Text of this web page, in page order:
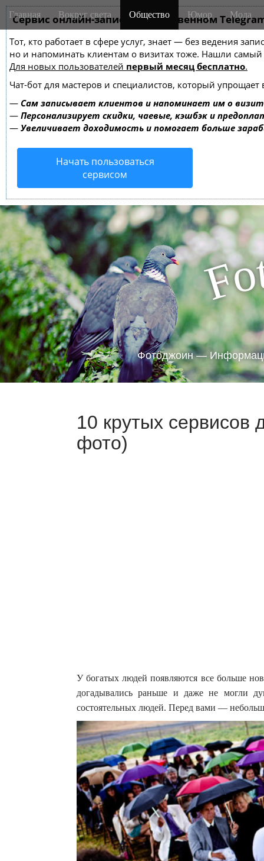
Сервис онлайн-записи на собственном
Тот, кто работает в сфере услуг, знает — без ведения
но и напоминать клиентам о визитах тоже. Нашли
Для новых пользователей первый месяц бесплатно.
Чат-бот для мастеров и специалистов, который упрощает
— Сам записывает клиентов и напоминает им о
— Персонализирует скидки, чаевые, кэшбэк и
— Увеличивает доходимость и помогает больше
Начать пользоваться
сервисом
M
a
n
m
e
n
u
i
Главная Вокруг света Общество Юмор Мода
Fo
Фотоджоин —
10 крутых сервисов
фото)
У богатых людей появляются все больше
догадывались раньше и даже не могли
состоятельных людей. Перед вами —